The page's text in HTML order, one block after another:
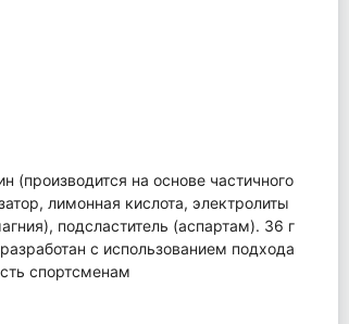
(производится на основе частичного
лимонная кислота, электролиты
подсластитель (аспартам). 36 г
с использованием подхода
спортсменам